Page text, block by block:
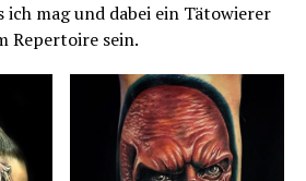
ich mag und dabei ein Tätowierer
Repertoire sein.